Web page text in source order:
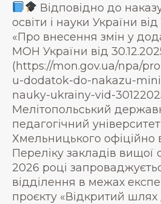
Відповідно до
освіти і науки України
«Про внесення змін у
МОН України від
(https://mon.gov.ua/npa/
u-dodatok-do-nakazu-
nauky-ukrainy-vid-
Мелітопольський
педагогічний
Хмельницького
Переліку закладів вищої
2026 році
відділення в межах
проєкту «Відкритий шлях